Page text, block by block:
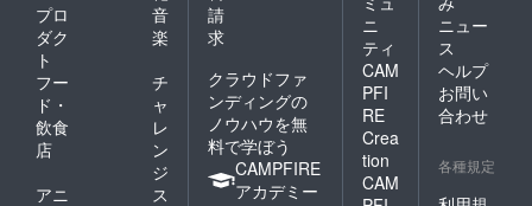
プロ
ダク
ト
音
楽
フー
ド・
飲食
店
チ
ャ
レ
ン
ジ
アニ
ス
請
求
クラウドファ
ンディングの
ノウハウを無
料で学ぼう
CAMPFIRE
アカデミー
ニ
ティ
CAM
PFI
RE
Crea
tion
CAM
ニュー
ス
ヘルプ
お問い
合わせ
各種規定